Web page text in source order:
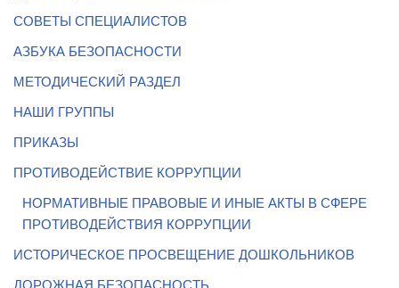
СОВЕТЫ СПЕЦИАЛИСТОВ
АЗБУКА БЕЗОПАСНОСТИ
МЕТОДИЧЕСКИЙ РАЗДЕЛ
НАШИ ГРУППЫ
ПРИКАЗЫ
ПРОТИВОДЕЙСТВИЕ КОРРУПЦИИ
НОРМАТИВНЫЕ ПРАВОВЫЕ И ИНЫЕ АКТЫ В СФЕРЕ
ПРОТИВОДЕЙСТВИЯ КОРРУПЦИИ
ИСТОРИЧЕСКОЕ ПРОСВЕЩЕНИЕ ДОШКОЛЬНИКОВ
ДОРОЖНАЯ БЕЗОПАСНОСТЬ